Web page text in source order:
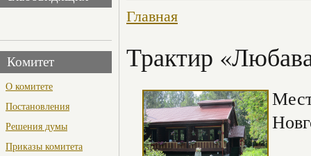
Комитет
О комитете
Постановления
Решения думы
Приказы комитета
Главная
Трактир